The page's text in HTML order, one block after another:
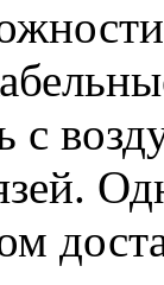
с